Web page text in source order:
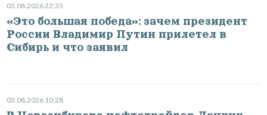
03.08.2026 22:35
«Это большая победа»: зачем президент
России Владимир Путин прилетел в
Сибирь и что заявил
03.08.2026 10:28